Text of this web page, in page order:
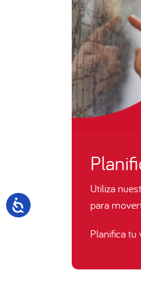
Utiliza
para
Planifica tu